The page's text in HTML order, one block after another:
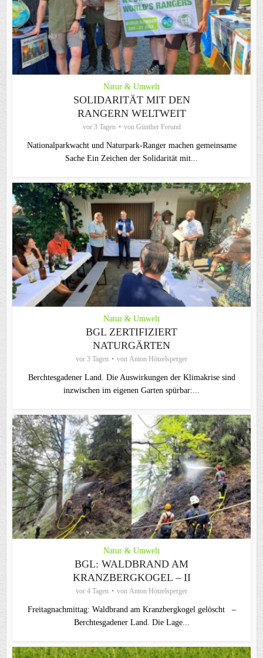
Natur & Umwelt
SOLIDARITÄT MIT DEN
RANGERN WELTWEIT
vor 3 Tagen von Günther Freund
Nationalparkwacht und Naturpark-Ranger machen gemeinsame
Sache Ein Zeichen der Solidarität mit...
Natur & Umwelt
BGL ZERTIFIZIERT
NATURGÄRTEN
vor 3 Tagen von Anton Hötzelsperger
Berchtesgadener Land. Die Auswirkungen der Klimakrise sind
inzwischen im eigenen Garten spürbar:...
Natur & Umwelt
BGL: WALDBRAND AM
KRANZBERGKOGEL – II
vor 4 Tagen von Anton Hötzelsperger
Freitagnachmittag: Waldbrand am Kranzbergkogel gelöscht –
Berchtesgadener Land. Die Lage...